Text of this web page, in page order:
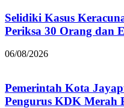
Selidiki Kasus
Periksa 30 Orang dan
06/08/2026
Pemerintah Kota
Pengurus KDK Merah